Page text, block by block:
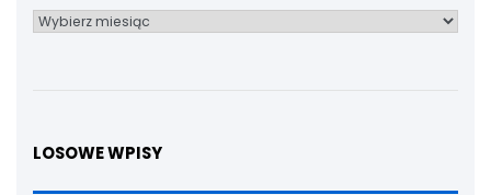
Archiwum
LOSOWE WPISY